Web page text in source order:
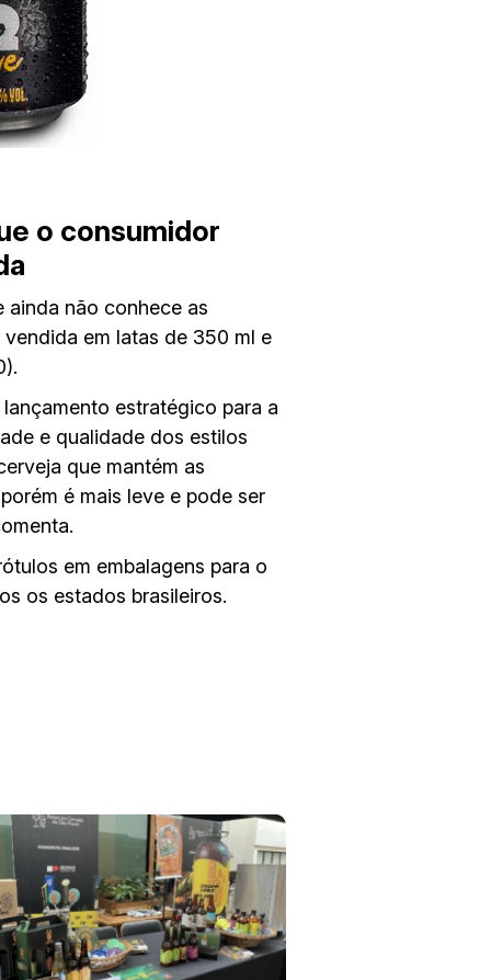
o consumidor
não conhece as
em latas de 350 ml e
estratégico para a
e qualidade dos estilos
que mantém as
é mais leve e pode ser
em embalagens para o
os estados brasileiros.